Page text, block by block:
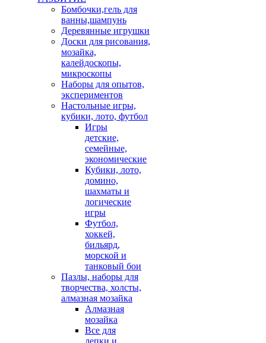
Бомбочки,гель для
ванны,шампунь
Деревянные игрушки
Доски для рисования,
мозайка,
калейдоскопы,
микроскопы
Наборы для опытов,
экспериментов
Настольные игры,
кубики, лото, футбол
Игры
детские,
семейные,
экономические
Кубики, лото,
домино,
шахматы и
логические
игры
Футбол,
хоккей,
бильярд,
морской и
танковый бои
Пазлы, наборы для
творчества, холсты,
алмазная мозайка
Алмазная
мозайка
Все для
лепки и